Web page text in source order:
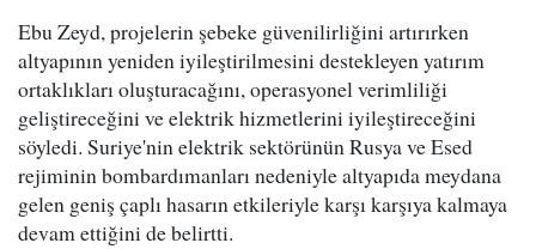
Ebu Zeyd, projelerin şebeke güvenilirliğini artırırken
altyapının yeniden iyileştirilmesini destekleyen yatırım
ortaklıkları oluşturacağını, operasyonel verimliliği
geliştireceğini ve elektrik hizmetlerini iyileştireceğini
söyledi. Suriye'nin elektrik sektörünün Rusya ve Esed
rejiminin bombardımanları nedeniyle altyapıda meydana
gelen geniş çaplı hasarın etkileriyle karşı karşıya kalmaya
devam ettiğini de belirtti.